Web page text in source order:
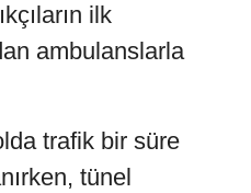
ilk
ambulanslarla
trafik bir süre
tünel